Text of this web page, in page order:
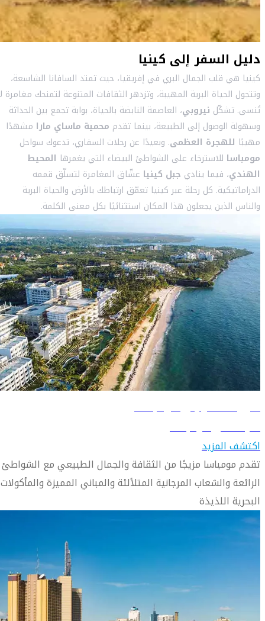
دليل السفر إلى كينيا
كينيا هي قلب الجمال البري في إفريقيا، حيث تمتد السافانا الشاسعة،
وتتجول الحياة البرية المهيبة، وتزدهر الثقافات المتنوعة لتمنحك مغامرة
تُنسى. تشكّل نيروبي، العاصمة النابضة بالحياة، بوابة تجمع بين الحداثة
وسهولة الوصول إلى الطبيعة، بينما تقدم محمية ماساي مارا مشهدًا
مهيبًا للهجرة العظمى. وبعيدًا عن رحلات السفاري، تدعوك سواحل
مومباسا للاسترخاء على الشواطئ البيضاء التي يغمرها المحيط
الهندي، فيما ينادي جبل كينيا عشّاق المغامرة لتسلّق قممه
الدراماتيكية. كل رحلة عبر كينيا تعمّق ارتباطك بالأرض والحياة البرية
والناس الذين يجعلون هذا المكان استثنائيًا بكل معنى الكلمة.
دليل السفر إلى مومباسا
تعرّف على مومباسا
اكتشف المزيد
تقدم مومباسا مزيجًا من الثقافة والجمال الطبيعي مع الشواطئ
الرائعة والشعاب المرجانية المتلألئة والمباني المميزة والمأكولات
البحرية اللذيذة